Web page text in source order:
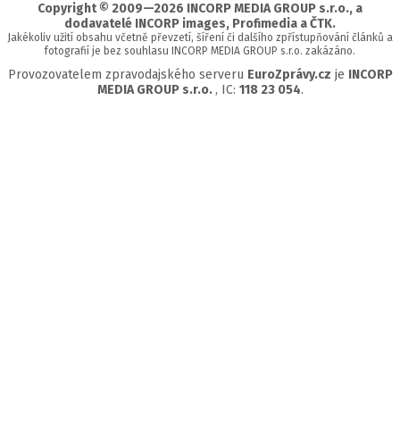
Copyright © 2009—2026 INCORP MEDIA GROUP s.r.o., a
dodavatelé INCORP images, Profimedia a ČTK.
Jakékoliv užití obsahu včetně převzetí, šíření či dalšího zpřístupňování článků a
fotografií je bez souhlasu INCORP MEDIA GROUP s.r.o. zakázáno.
Provozovatelem zpravodajského serveru EuroZprávy.cz je INCORP
MEDIA GROUP s.r.o. , IC: 118 23 054.